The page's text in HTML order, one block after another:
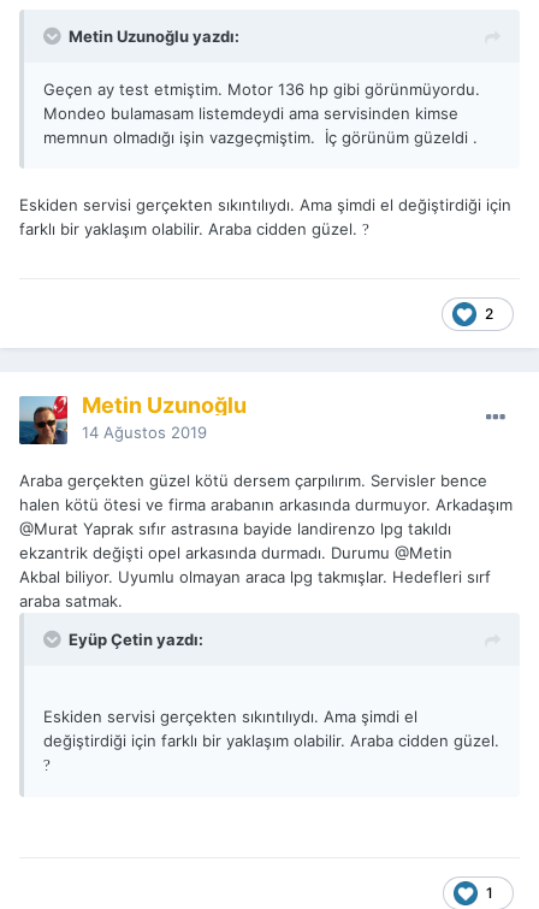
Metin Uzunoğlu yazdı:
Geçen ay test etmiştim. Motor 136 hp gibi görünmüyordu.
Mondeo bulamasam listemdeydi ama servisinden kimse
memnun olmadığı işin vazgeçmiştim. İç görünüm güzeldi .
Eskiden servisi gerçekten sıkıntılıydı. Ama şimdi el değiştirdiği için
farklı bir yaklaşım olabilir. Araba cidden güzel. ?
2
Metin Uzunoğlu
14 Ağustos 2019
Araba gerçekten güzel kötü dersem çarpılırım. Servisler bence
halen kötü ötesi ve firma arabanın arkasında durmuyor. Arkadaşım
@Murat Yaprak sıfır astrasına bayide landirenzo lpg takıldı
ekzantrik değişti opel arkasında durmadı. Durumu @Metin
Akbal biliyor. Uyumlu olmayan araca lpg takmışlar. Hedefleri sırf
araba satmak.
Eyüp Çetin yazdı:
Eskiden servisi gerçekten sıkıntılıydı. Ama şimdi el
değiştirdiği için farklı bir yaklaşım olabilir. Araba cidden güzel.
?
1